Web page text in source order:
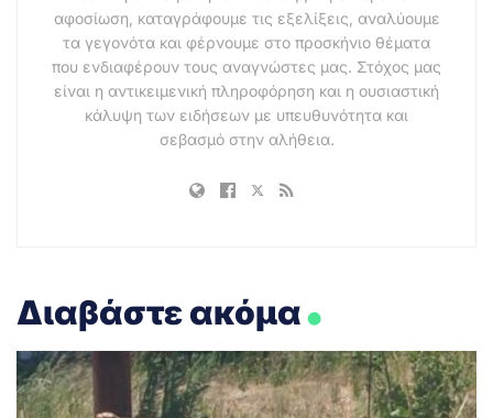
αφοσίωση, καταγράφουμε τις εξελίξεις, αναλύουμε
τα γεγονότα και φέρνουμε στο προσκήνιο θέματα
που ενδιαφέρουν τους αναγνώστες μας. Στόχος μας
είναι η αντικειμενική πληροφόρηση και η ουσιαστική
κάλυψη των ειδήσεων με υπευθυνότητα και
σεβασμό στην αλήθεια.
Διαβάστε ακόμα.